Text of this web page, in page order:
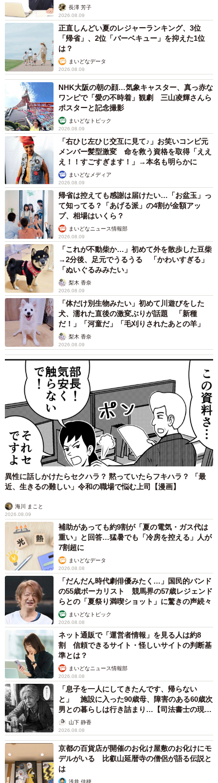
悲しみをこらえてる感じがすごく伝わってきます。逆にエ
ヘエヘは、これは誰が見てもわかるくらいめっちゃ笑って
ます。ヤギって笑うんですよ。
人間にも処方されるミヤBMはヤギにも使われる（くるねこ大和さん提
ーヤギちゃんのあげたお薬（ミヤBM）は人にも処方される
お薬ですよね。これを見てびっくりしました！お薬飲んだ
後はすぐに下痢は治りましたか？
ミヤBMを知ったのは猫医者（猫の専門医）経由で、初めは
猫に処方されたものです。これが人も同じだと知らなかっ
たので、私もびっくりしました（笑）。
宮入菌は反芻動物の消化器の不調にとって、一撃必殺の特
効薬だそうです。体が慣れてしまわないようにするため、
頻繁に使わないようにするくらいのレベルで、ボクちゃん
も半日もせずに完全復帰しました。
ちなみに猫にとってミヤBMはとんでもなく不味いらしく、
これがかかったフードは絶対食べません（笑）。
ー今回の日帰りでオレちゃんの態度はどうでしたか？また
怒っていたのでしょうか？
はい、怒ってました。不自然なくらいあっち向いて無視す
るんですよ（笑）。
＜くるねこ大和さん関連情報＞
▽Instagram
https://www.instagram.com/kuru0214neko/
▽ブログ
https://blog.goo.ne.jp/kuru0214
アカウンセラーが解説】
長澤 芳子
2026.08.09
正直しんどい夏のレジャーランキング、3位
「帰省」、2位「バーベキュー」を抑えた1位
は？
まいどなデータ
2026.08.09
NHK大阪の朝の顔…気象キャスター、真っ赤な
ワンピで「愛の不時着」観劇 三山凌輝さんら
ポスターと記念撮影
まいどなトピック
2026.08.09
「右ひじ左ひじ交互に見て♪」お笑いコンビ元
メンバー髪型激変 命を救う資格を取得「ええ
え！！すごすぎます！」→本名も明らかに
まいどなメディア
2026.08.09
帰省は控えても感謝は届けたい…「お盆玉」っ
て知ってる？「あげる派」の4割が金額アッ
プ、相場はいくら？
まいどなニュース情報部
2026.08.09
「これが不動柴か…」初めて外を散歩した豆柴
→2分後、足元でうるうる 「かわいすぎる」
「ぬいぐるみみたい」
梨木 香奈
2026.08.09
「体だけ別生物みたい」初めて川遊びをした
犬、濡れた直後の激変ぶりが話題 「新種
だ！」「河童だ」「毛刈りされたあとの羊」
梨木 香奈
2026.08.09
異性に話しかけたらセクハラ？ 黙っていたらフキハラ？ 「最
近、生きるの難しい」令和の職場で悩む上司【漫画】
海川 まこと
2026.08.09
補助があっても約9割が「夏の電気・ガス代は
重い」と回答…猛暑でも「冷房を控える」人が
7割超に
まいどなデータ
2026.08.08
「だんだん時代劇俳優みたく…」国民的バンド
の55歳ボーカリスト 競馬界の57歳レジェンド
らとの「夏祭り満喫ショット」に驚きの声続々
まいどなトピック
2026.08.08
ネット通販で「運営者情報」を見る人は約8
割 信頼できるサイト・怪しいサイトの判断基
準とは？
まいどなニュース情報部
2026.08.08
「息子を一人にしてきたんです、帰らない
と」 施設に入った90歳母、障害のある60歳次
男との暮らしは行き詰まり…【司法書士の現場
から】山下 静香
2026.08.08
京都の百貨店が開催のお化け屋敷のお化けにモ
デルがいる 比叡山延暦寺の僧侶が語る伝説と
は
浅井 佳穂